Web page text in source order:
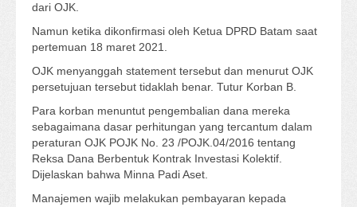
dari OJK.
Namun ketika dikonfirmasi oleh Ketua DPRD Batam saat
pertemuan 18 maret 2021.
OJK menyanggah statement tersebut dan menurut OJK
persetujuan tersebut tidaklah benar. Tutur Korban B.
Para korban menuntut pengembalian dana mereka
sebagaimana dasar perhitungan yang tercantum dalam
peraturan OJK POJK No. 23 /POJK.04/2016 tentang
Reksa Dana Berbentuk Kontrak Investasi Kolektif.
Dijelaskan bahwa Minna Padi Aset.
Manajemen wajib melakukan pembayaran kepada